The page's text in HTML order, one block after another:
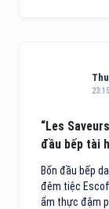
“Les
đầu bếp tài
Bốn đầu bếp
đêm tiệc
ẩm thực đậm